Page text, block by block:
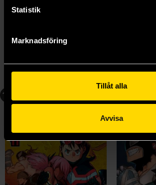
Statistik
Marknadsföring
Tillåt alla
Avvisa
139 kr
11